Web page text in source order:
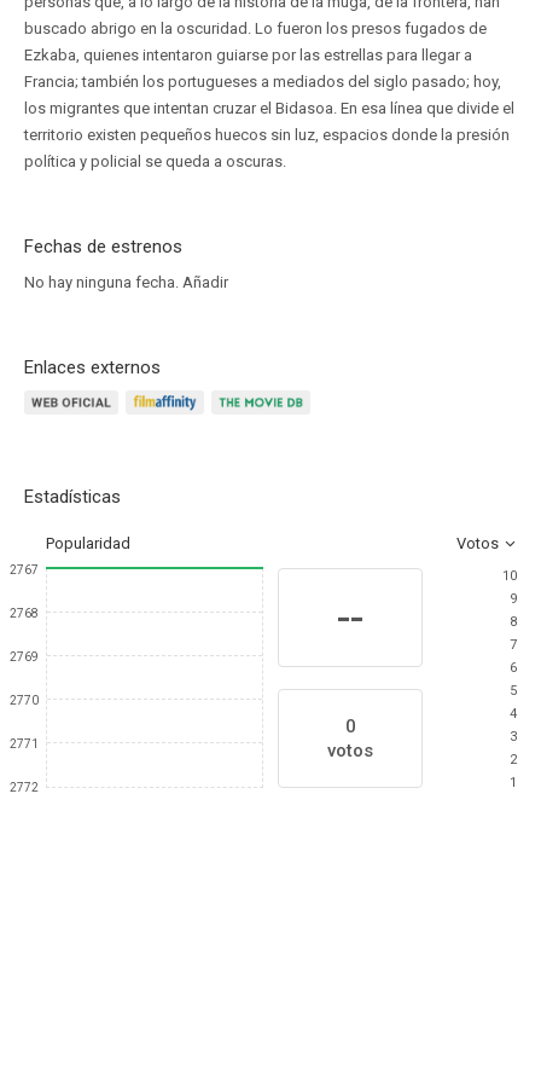
buscado abrigo en la oscuridad. Lo fueron los presos fugados de
Ezkaba, quienes intentaron guiarse por las estrellas para llegar a
Francia; también los portugueses a mediados del siglo pasado; hoy,
los migrantes que intentan cruzar el Bidasoa. En esa línea que divide el
territorio existen pequeños huecos sin luz, espacios donde la presión
política y policial se queda a oscuras.
Fechas de estrenos
No hay ninguna fecha. Añadir
Enlaces externos
Estadísticas
Popularidad Votos
2767
2768
2769
2770
2771
2772
--
0
votos
10
9
8
7
6
5
4
3
2
1